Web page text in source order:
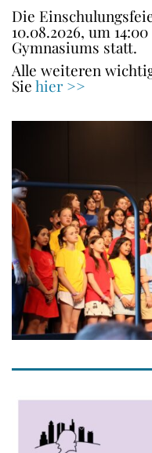
Die
10.08.2026, um
Gymnasiums statt.
Alle weiteren
Siehier >>